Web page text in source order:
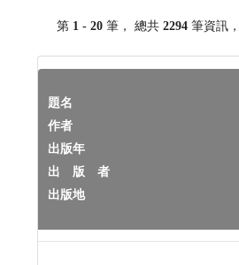
第 1 - 20 筆， 總共 2294筆資訊，
題名
作者
出版年
出 版 者
出版地